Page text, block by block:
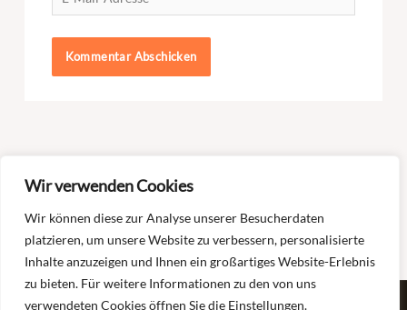
Wir verwenden Cookies
Wir können diese zur Analyse unserer Besucherdaten
platzieren, um unsere Website zu verbessern, personalisierte
Inhalte anzuzeigen und Ihnen ein großartiges Website-Erlebnis
zu bieten. Für weitere Informationen zu den von uns
verwendeten Cookies öffnen Sie die Einstellungen.
Mail-
Adresse*
Freiburg – online –
„Ängste“
Freitag – Durchsetzungsvermögen